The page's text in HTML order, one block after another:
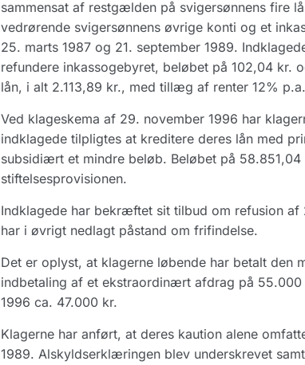
sammensat af restgælden på svigersønnens fire
vedrørende svigersønnens øvrige konti og et
25. marts 1987 og 21. september 1989.
refundere inkassogebyret, beløbet på 102,04 kr.
lån, i alt 2.113,89 kr., med tillæg af renter 12%
Ved klageskema af 29. november 1996 har
indklagede tilpligtes at kreditere deres lån med
subsidiært et mindre beløb. Beløbet på
stiftelsesprovisionen.
Indklagede har bekræftet sit tilbud om refusion af
har i øvrigt nedlagt påstand om frifindelse.
Det er oplyst, at klagerne løbende har betalt den
indbetaling af et ekstraordinært afdrag på
1996 ca. 47.000 kr.
Klagerne har anført, at deres kaution alene
1989. Alskyldserklæringen blev underskrevet